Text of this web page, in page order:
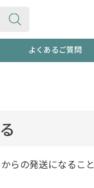
よくあるご質問
らの発送になるこ